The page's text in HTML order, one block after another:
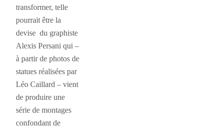
transformer, telle
pourrait être la
devise du graphiste
Alexis Persani qui –
à partir de photos de
statues réalisées par
Léo Caillard – vient
de produire une
série de montages
confondant de